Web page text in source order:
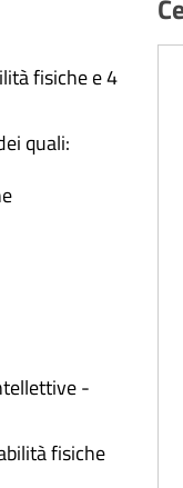
fisiche e 4
quali:
-
fisiche